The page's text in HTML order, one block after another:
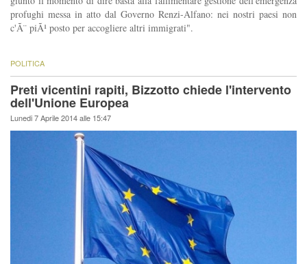
profughi messa in atto dal Governo Renzi-Alfano: nei nostri paesi non
c'Ã¨ piÃ¹ posto per accogliere altri immigrati".
POLITICA
Preti vicentini rapiti, Bizzotto chiede l'intervento
dell'Unione Europea
Lunedi 7 Aprile 2014 alle 15:47